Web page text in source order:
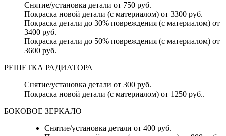
Снятие/установка детали от 750 руб.
Покраска новой детали (с материалом) от 3300 руб.
Покраска детали до 30% повреждения (с материалом) от
3400 руб.
Покраска детали до 50% повреждения (с материалом) от
3600 руб.
РЕШЕТКА РАДИАТОРА
Снятие/установка детали от 300 руб.
Покраска новой детали (с материалом) от 1250 руб..
БОКОВОЕ ЗЕРКАЛО
Снятие/установка детали от 400 руб.